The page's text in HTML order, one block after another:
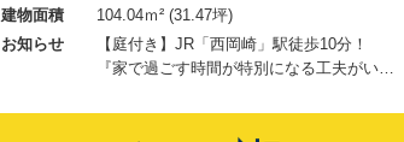
建物面積
104.04ｍ² (31.47坪)
お知らせ
【庭付き】JR「西岡崎」駅徒歩10分！
『家で過ごす時間が特別になる工夫がいっ
真夏のマイホームキャンペーン実施中！ ご